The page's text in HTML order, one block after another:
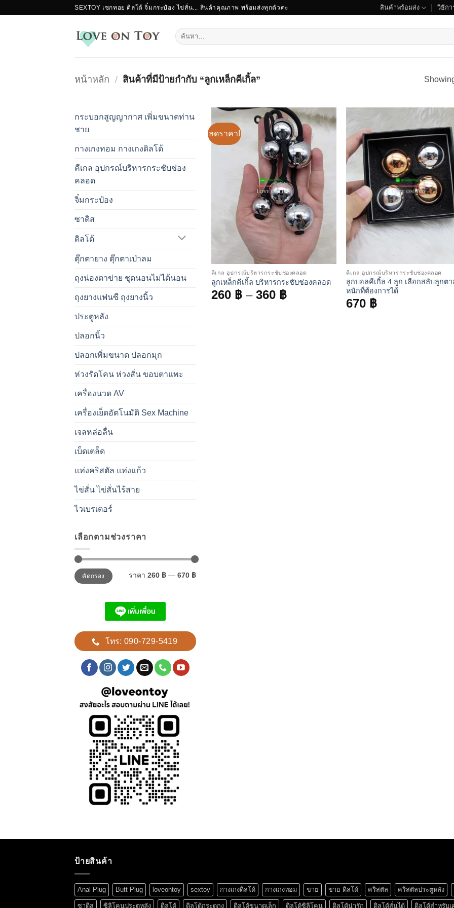
SEXTOY เซกทอย ดิลโด้ จิ๋มกระป๋อง ไข่สั่น... สินค้าคุณภาพ พร้อมส่งทุกตัวค่ะ สินค้าพร้อมส่ง วิธีก
ค้นหา:
หน้าหลัก / สินค้าที่มีป้ายกำกับ “ลูกเหล็กคีเกิ้ล”
กระบอกสูญญากาศ เพิ่มขนาดท่าน
ชาย
กางเกงทอม กางเกงดิลโด้
คีเกล อุปกรณ์บริหารกระชับช่อง
คลอด
จิ๋มกระป๋อง
ซาดิส
ดิลโด้
ตุ๊กตายาง ตุ๊กตาเป่าลม
ถุงน่องตาข่าย ชุดนอนไม่ได้นอน
ถุงยางแฟนซี ถุงยางนิ้ว
ประตูหลัง
ปลอกนิ้ว
ปลอกเพิ่มขนาด ปลอกมุก
ห่วงรัดโคน ห่วงสั่น ขอบตาแพะ
เครื่องนวด AV
เครื่องเย็ดอัตโนมัติ Sex Machine
เจลหล่อลื่น
เบ็ดเตล็ด
แท่งคริสตัล แท่งแก้ว
ไข่สั่น ไข่สั่นไร้สาย
ไวเบรเตอร์
เลือกตามช่วงราคา
ราคา
ต่ำ
สุด
ราคา
สูงสุดคัดกรอง ราคา 260 ฿ — 670 ฿
โทร: 090-729-5419
ลดราคา!
คีเกล อุปกรณ์บริหารกระชับช่องคลอด
ลูกเหล็กคีเกิ้ล บริหารกระชับช่องคลอด
260 ฿ – 360 ฿Price
คีเกล อุปกรณ์บริหารกระชับช่องคลอด
ลูกบอลคีเกิ้ล 4 ลูก เลือกสลับลูกต
หนักที่ต้องการได้
670 ฿
ป้ายสินค้า
Anal Plug Butt Plug loveontoy sextoy กางเกงดิลโด้ กางเกงทอม ขาย ขาย ดิลโด้ คริสตัล คริสตัลประตูหลัง
ซาดิส ซิลิโคนประตูหลัง ดิลโด้ ดิลโด้กระดูกงู ดิลโด้ขนาดเล็ก ดิลโด้ซิลิโคน ดิลโด้น่ารัก ดิลโด้สั่นได้ ดิลโด้สำหรับเ